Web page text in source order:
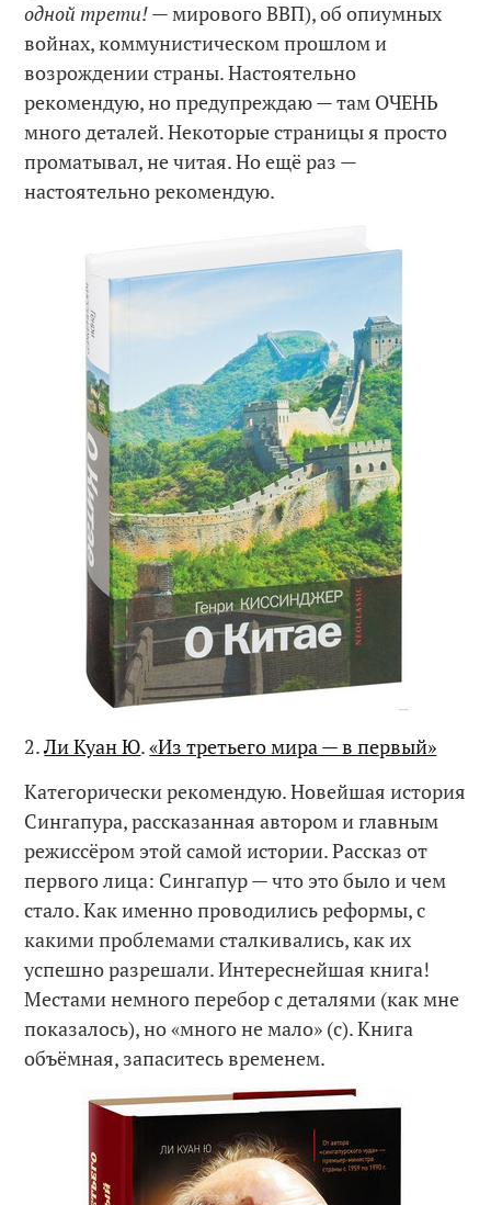
одной трети!— мирового ВВП), об опиумных
войнах, коммунистическом прошлом и
возрождении страны. Настоятельно
рекомендую, но предупреждаю — там ОЧЕНЬ
много деталей. Некоторые страницы я просто
проматывал, не читая. Но ещё раз —
настоятельно рекомендую.
2.Ли Куан Ю.«Из третьего мира — в первый»
Категорически рекомендую. Новейшая история
Сингапура, рассказанная автором и главным
режиссёром этой самой истории. Рассказ от
первого лица: Сингапур — что это было и чем
стало. Как именно проводились реформы, с
какими проблемами сталкивались, как их
успешно разрешали. Интереснейшая книга!
Местами немного перебор с деталями (как мне
показалось), но «много не мало» (с). Книга
объёмная, запаситесь временем.